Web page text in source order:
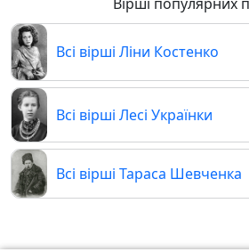
Всі вірші Ліни Костенко
Всі вірші Лесі Українки
Всі вірші Тараса Шевченка